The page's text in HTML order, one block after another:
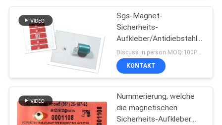
Sgs-Magnet-
Sicherheits-
Aufkleber/Antidiebstahl
etikettiert Umweltschutz
KONTAKT
Nummerierung, welche
die magnetischen
Sicherheits-Aufkleber